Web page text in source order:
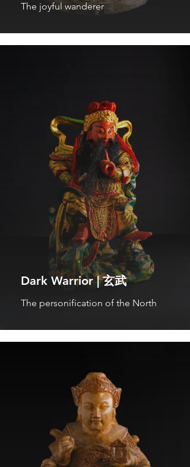
The joyful wanderer
Dark Warrior | 玄武
The personification of the North